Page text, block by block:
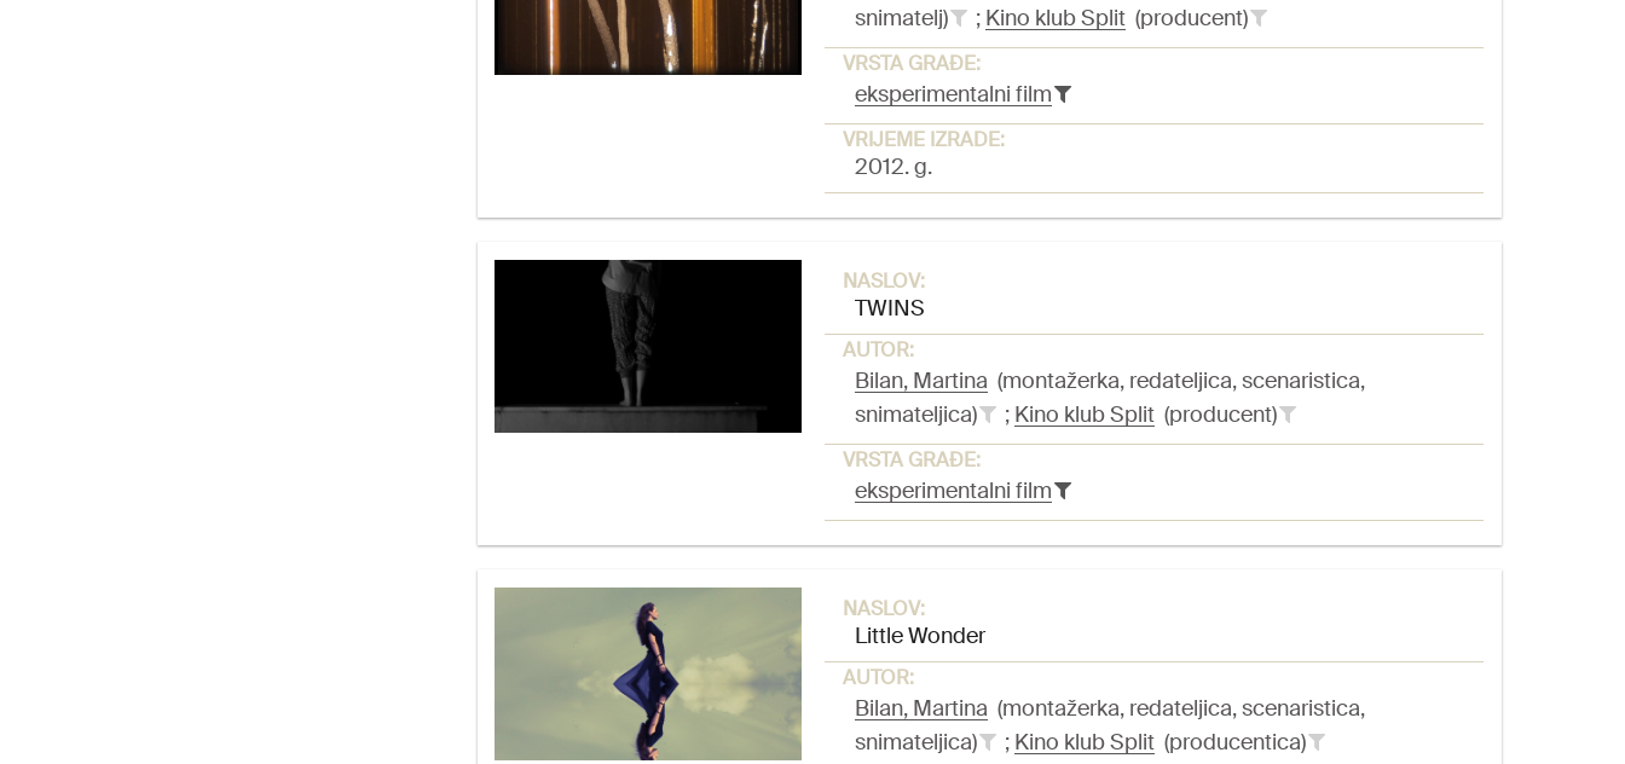
snimatelj)
; Kino klub Split(producent)
VRSTA GRAĐE:
eksperimentalni film
VRIJEME IZRADE:
2012. g.
NASLOV:
TWINS
AUTOR:
Bilan, Martina (montažerka, redateljica, scenaristica,
snimateljica)
; Kino klub Split(producent)
VRSTA GRAĐE:
eksperimentalni film
NASLOV:
Little Wonder
AUTOR:
Bilan, Martina (montažerka, redateljica, scenaristica,
snimateljica)
; Kino klub Split(producentica)